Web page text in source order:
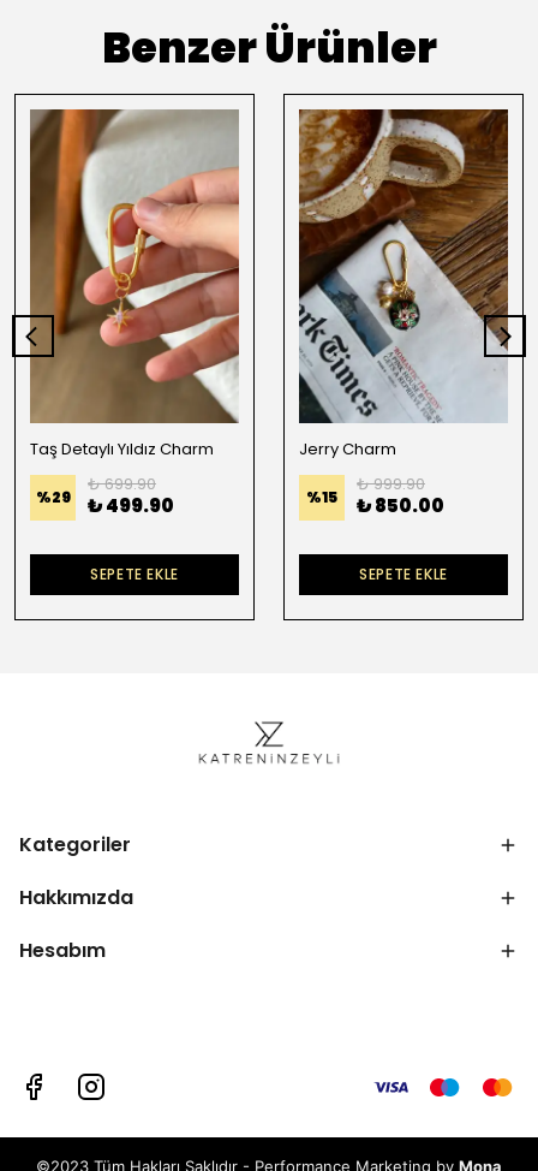
Benzer Ürünler
Taş Detaylı Yıldız Charm
%29
₺ 699.90
₺ 499.90
SEPETE EKLE
Jerry Charm
%15
₺ 999.90
₺ 850.00
SEPETE EKLE
Kategoriler
Hakkımızda
Hesabım
©2023 Tüm Hakları Saklıdır - Performance Marketing by Mona